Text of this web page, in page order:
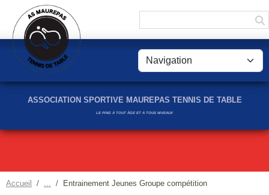
ASSOCIATION SPORTIVE MAUREPAS TENNIS DE TABLE
LE PING À TOUT ÂGE ET À TOUS NIVEAUX
Accueil Entrainement Jeunes Groupe compétition
Panneau de gestion des cookies